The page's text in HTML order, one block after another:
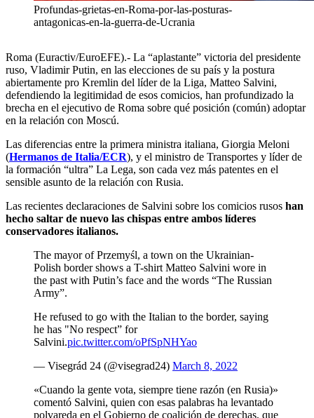
Profundas-grietas-en-Roma-por-las-posturas-
antagonicas-en-la-guerra-de-Ucrania
Roma (Euractiv/EuroEFE).- La “aplastante” victoria del presidente
ruso, Vladimir Putin, en las elecciones de su país y la postura
abiertamente pro Kremlin del líder de la Liga, Matteo Salvini,
defendiendo la legitimidad de esos comicios, han profundizado la
brecha en el ejecutivo de Roma sobre qué posición (común) adoptar
en la relación con Moscú.
Las diferencias entre la primera ministra italiana, Giorgia Meloni
(Hermanos de Italia/ECR), y el ministro de Transportes y líder de
la formación “ultra” La Lega, son cada vez más patentes en el
sensible asunto de la relación con Rusia.
Las recientes declaraciones de Salvini sobre los comicios rusos han
hecho saltar de nuevo las chispas entre ambos líderes
conservadores italianos.
The mayor of Przemyśl, a town on the Ukrainian-
Polish border shows a T-shirt Matteo Salvini wore in
the past with Putin’s face and the words “The Russian
Army”.
He refused to go with the Italian to the border, saying
he has "No respect” for
Salvini.pic.twitter.com/oPfSpNHYao
— Visegrád 24 (@visegrad24) March 8, 2022
«Cuando la gente vota, siempre tiene razón (en Rusia)»
comentó Salvini, quien con esas palabras ha levantado
polvareda en el Gobierno de coalición de derechas, que